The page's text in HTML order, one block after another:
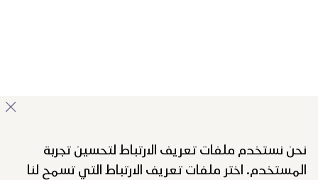
نحن نستخدم ملفات تعريف الارتباط لتحسين تجربة
المستخدم. اختر ملفات تعريف الارتباط التي تسمح لنا